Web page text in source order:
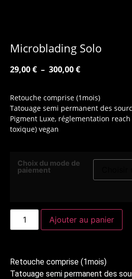
Microblading Solo
29,00€ – 300,00€
Retouche comprise (1mois)
Tatouage semi permanent des
Pigment Luxe, réglementation
toxique) vegan
Choix du mode de
paiement
Ajouter au panier
Retouche comprise (1mois)
Tatouage semi permanent des